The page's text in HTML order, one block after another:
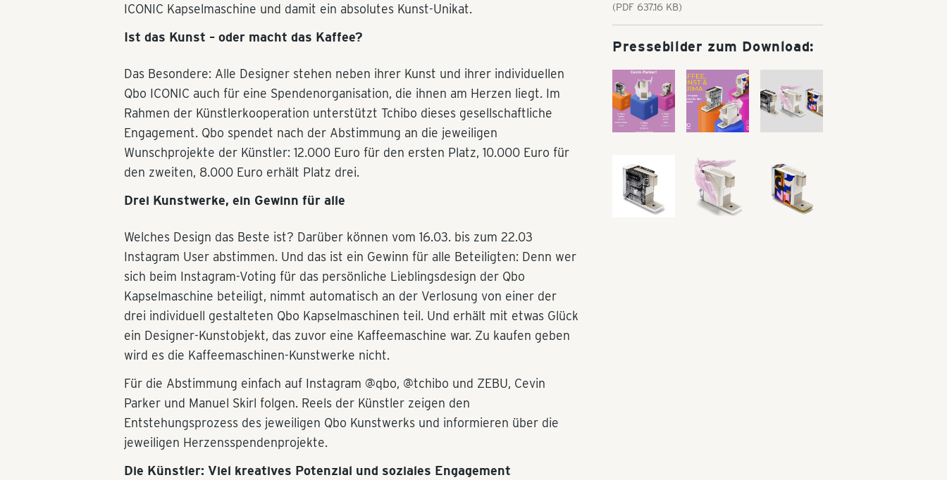
ICONIC Kapselmaschine und damit ein absolutes Kunst-Unikat.
Ist das Kunst – oder macht das Kaffee?
Das Besondere: Alle Designer stehen neben ihrer Kunst und ihrer individuellen
Qbo ICONIC auch für eine Spendenorganisation, die ihnen am Herzen liegt. Im
Rahmen der Künstlerkooperation unterstützt Tchibo dieses gesellschaftliche
Engagement. Qbo spendet nach der Abstimmung an die jeweiligen
Wunschprojekte der Künstler: 12.000 Euro für den ersten Platz, 10.000 Euro für
den zweiten, 8.000 Euro erhält Platz drei.
Drei Kunstwerke, ein Gewinn für alle
Welches Design das Beste ist? Darüber können vom 16.03. bis zum 22.03
Instagram User abstimmen. Und das ist ein Gewinn für alle Beteiligten: Denn wer
sich beim Instagram-Voting für das persönliche Lieblingsdesign der Qbo
Kapselmaschine beteiligt, nimmt automatisch an der Verlosung von einer der
drei individuell gestalteten Qbo Kapselmaschinen teil. Und erhält mit etwas Glück
ein Designer-Kunstobjekt, das zuvor eine Kaffeemaschine war. Zu kaufen geben
wird es die Kaffeemaschinen-Kunstwerke nicht.
Für die Abstimmung einfach auf Instagram @qbo, @tchibo und ZEBU, Cevin
Parker und Manuel Skirl folgen. Reels der Künstler zeigen den
Entstehungsprozess des jeweiligen Qbo Kunstwerks und informieren über die
jeweiligen Herzensspendenprojekte.
Die Künstler: Viel kreatives Potenzial und soziales Engagement
(PDF 637.16 KB)
Pressebilder zum Download: